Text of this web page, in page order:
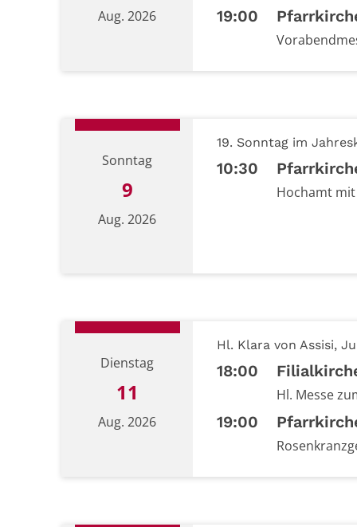
Aug. 2026 19:00
Sonntag
9
Aug. 2026
19. Sonntag im
10:30
Hochamt
Dienstag
11
Aug. 2026
Hl. Klara von Assisi,
18:00
Hl. Messe
19:00